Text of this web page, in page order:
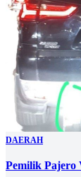
DAERAH
Pemilik Pajero